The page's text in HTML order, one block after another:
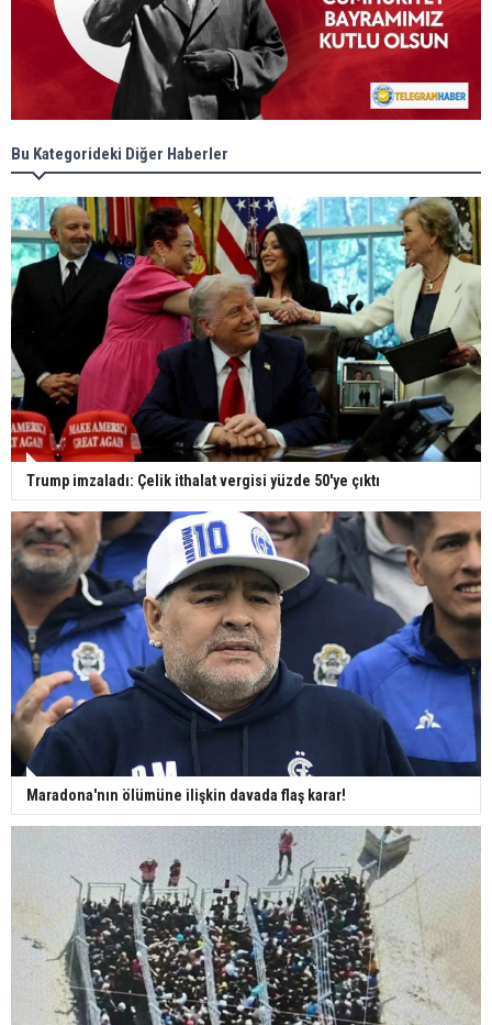
Bu Kategorideki Diğer Haberler
Trump imzaladı: Çelik ithalat vergisi yüzde 50'ye çıktı
Maradona'nın ölümüne ilişkin davada flaş karar!